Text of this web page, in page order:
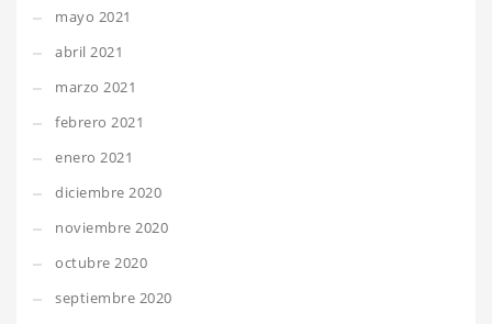
mayo 2021
abril 2021
marzo 2021
febrero 2021
enero 2021
diciembre 2020
noviembre 2020
octubre 2020
septiembre 2020